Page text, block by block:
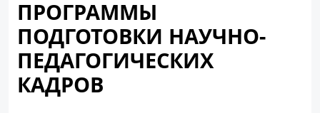
ПРОГРАММЫ
ПОДГОТОВКИ НАУЧНО-
ПЕДАГОГИЧЕСКИХ
КАДРОВ